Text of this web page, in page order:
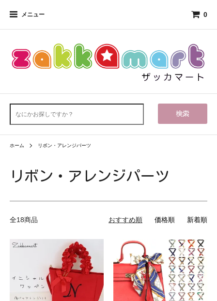
メニュー 0
検索
ホーム リボン・アレンジパーツ
リボン・アレンジパーツ
全18商品 おすすめ順 価格順 新着順